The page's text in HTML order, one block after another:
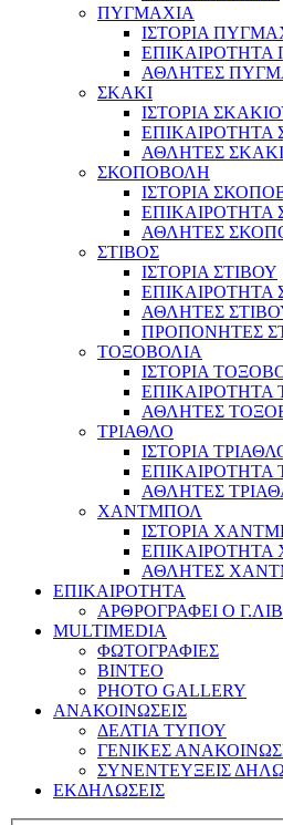
ΠΥΓΜΑΧΙΑ
ΙΣΤΟΡΙΑ
ΕΠΙΚΑΙΡΟΤΗΤΑ
ΑΘΛΗΤΕΣ
ΣΚΑΚΙ
ΙΣΤΟΡΙΑ
ΕΠΙΚΑΙΡΟΤΗΤΑ
ΑΘΛΗΤΕΣ
ΣΚΟΠΟΒΟΛΗ
ΙΣΤΟΡΙΑ
ΑΘΛΗΤΕΣ
ΣΤΙΒΟΣ
ΙΣΤΟΡΙΑ ΣΤΙΒΟΥ
ΕΠΙΚΑΙΡΟΤΗΤΑ
ΑΘΛΗΤΕΣ
ΠΡΟΠΟΝΗΤΕΣ
ΤΟΞΟΒΟΛΙΑ
ΙΣΤΟΡΙΑ
ΕΠΙΚΑΙΡΟΤΗΤΑ
ΑΘΛΗΤΕΣ
ΤΡΙΑΘΛΟ
ΙΣΤΟΡΙΑ
ΕΠΙΚΑΙΡΟΤΗΤΑ
ΑΘΛΗΤΕΣ
ΧΑΝΤΜΠΟΛ
ΙΣΤΟΡΙΑ
ΑΘΛΗΤΕΣ
ΕΠΙΚΑΙΡΟΤΗΤΑ
ΑΡΘΡΟΓΡΑΦΕΙ Ο
MULTIMEDIA
ΦΩΤΟΓΡΑΦΙΕΣ
ΒΙΝΤΕΟ
PHOTO GALLERY
ΑΝΑΚΟΙΝΩΣΕΙΣ
ΔΕΛΤΙΑ ΤΥΠΟΥ
ΓΕΝΙΚΕΣ
ΣΥΝΕΝΤΕΥΞΕΙΣ
ΕΚΔΗΛΩΣΕΙΣ